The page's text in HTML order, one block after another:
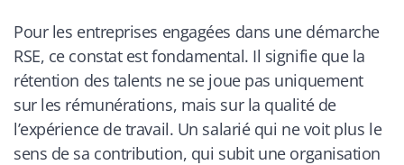
Pour les entreprises engagées dans une démarche
RSE, ce constat est fondamental. Il signifie que la
rétention des talents ne se joue pas uniquement
sur les rémunérations, mais sur la qualité de
l’expérience de travail. Un salarié qui ne voit plus le
sens de sa contribution, qui subit une organisation